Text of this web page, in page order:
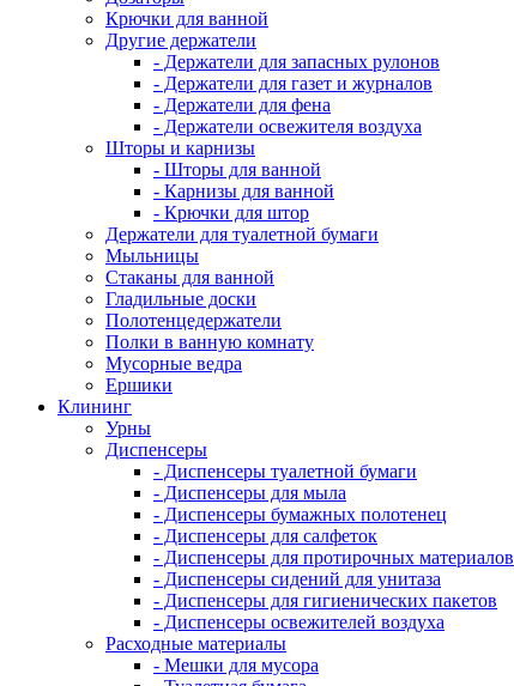
Крючки для ванной
Другие держатели
- Держатели для запасных рулонов
- Держатели для газет и журналов
- Держатели для фена
- Держатели освежителя воздуха
Шторы и карнизы
- Шторы для ванной
- Карнизы для ванной
- Крючки для штор
Держатели для туалетной бумаги
Мыльницы
Стаканы для ванной
Гладильные доски
Полотенцедержатели
Полки в ванную комнату
Мусорные ведра
Ершики
Клининг
Урны
Диспенсеры
- Диспенсеры туалетной бумаги
- Диспенсеры для мыла
- Диспенсеры бумажных полотенец
- Диспенсеры для салфеток
- Диспенсеры для протирочных материалов
- Диспенсеры сидений для унитаза
- Диспенсеры для гигиенических пакетов
- Диспенсеры освежителей воздуха
Расходные материалы
- Мешки для мусора